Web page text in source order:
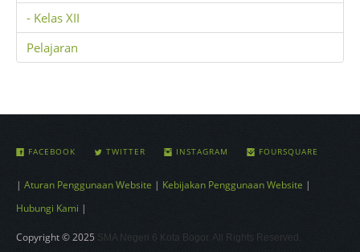
- Kelas XII
Pelajaran
FACEBOOK TWITTER INSTAGRAM FOURSQUARE
| Aturan Penggunaan Website | Kebijakan Penggunaan Website |
Hubungi Kami |
Copyright © 2025 SMA Negeri 6 Kota Bogor. All Rights Reserved.